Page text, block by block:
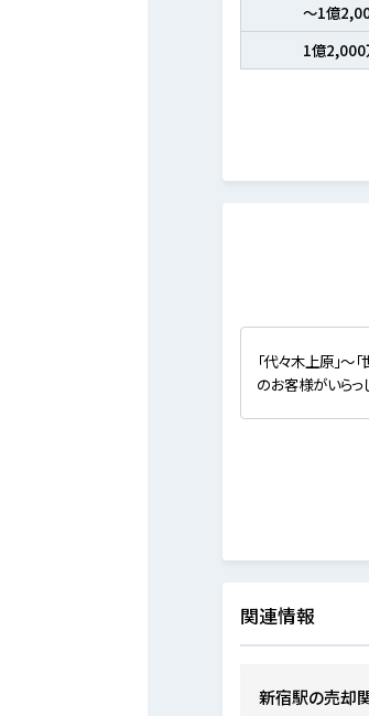
～1億
1億2,000
「代々木上原」～
のお客様がいらっ
関連情報
新宿駅の売却